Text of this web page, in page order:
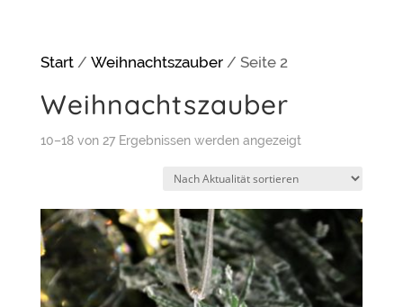
Start/ Weihnachtszauber/ Seite 2
Weihnachtszauber
10–18 von 27 Ergebnissen werden angezeigtNach